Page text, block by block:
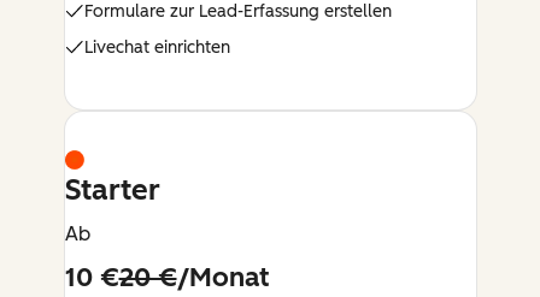
Formulare zur Lead-Erfassung erstellen
Livechat einrichten
Starter
Ab
10 €20 €/Monat